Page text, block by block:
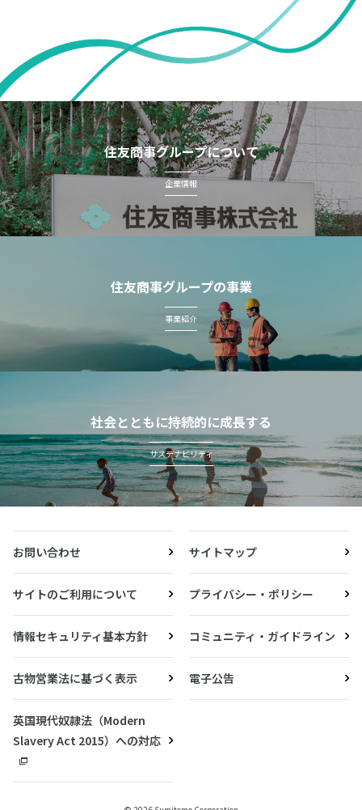
住友商事グループについて
企業情報
住友商事グループの事業
事業紹介
社会とともに持続的に成長する
サステナビリティ
お問い合わせ サイトマップ
サイトのご利用について プライバシー・ポリシー
情報セキュリティ基本方針 コミュニティ・ガイドライン
古物営業法に基づく表示 電子公告
英国現代奴隷法（Modern
Slavery Act 2015）への対応